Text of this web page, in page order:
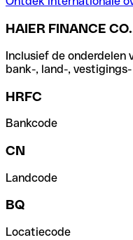
HAIER FINANCE
Inclusief de onderdelen
bank-, land-,
HRFC
Bankcode
CN
Landcode
BQ
Locatiecode